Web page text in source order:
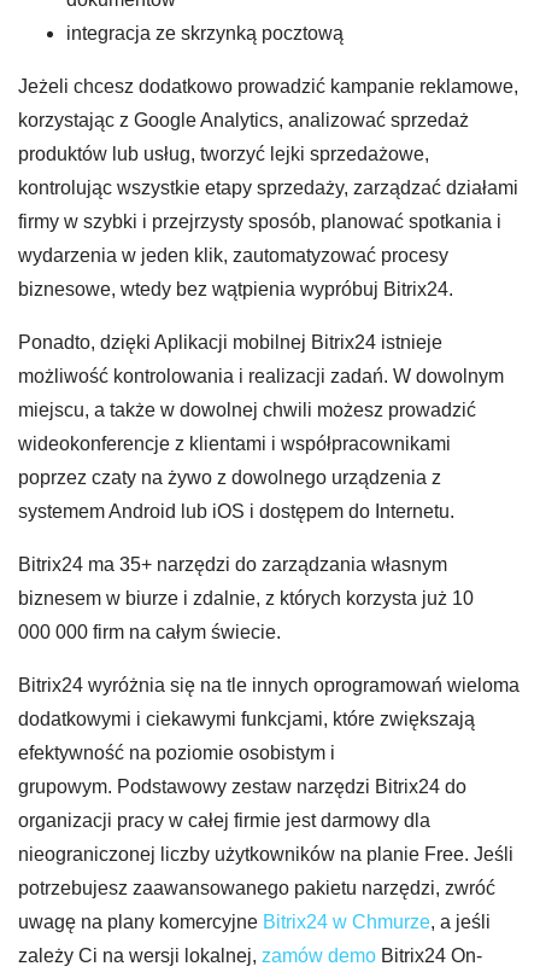
integracja ze skrzynką pocztową
Jeżeli chcesz dodatkowo prowadzić kampanie reklamowe,
korzystając z Google Analytics, analizować sprzedaż
produktów lub usług, tworzyć lejki sprzedażowe,
kontrolując wszystkie etapy sprzedaży, zarządzać działami
firmy w szybki i przejrzysty sposób, planować spotkania i
wydarzenia w jeden klik, zautomatyzować procesy
biznesowe, wtedy bez wątpienia wypróbuj Bitrix24.
Ponadto, dzięki Aplikacji mobilnej Bitrix24 istnieje
możliwość kontrolowania i realizacji zadań. W dowolnym
miejscu, a także w dowolnej chwili możesz prowadzić
wideokonferencje z klientami i współpracownikami
poprzez czaty na żywo z dowolnego urządzenia z
systemem Android lub iOS i dostępem do Internetu.
Bitrix24 ma 35+ narzędzi do zarządzania własnym
biznesem w biurze i zdalnie, z których korzysta już 10
000 000 firm na całym świecie.
Bitrix24 wyróżnia się na tle innych oprogramowań wieloma
dodatkowymi i ciekawymi funkcjami, które zwiększają
efektywność na poziomie osobistym i
grupowym. Podstawowy zestaw narzędzi Bitrix24 do
organizacji pracy w całej firmie jest darmowy dla
nieograniczonej liczby użytkowników na planie Free. Jeśli
potrzebujesz zaawansowanego pakietu narzędzi, zwróć
uwagę na plany komercyjne Bitrix24 w Chmurze, a jeśli
zależy Ci na wersji lokalnej, zamów demo Bitrix24 On-